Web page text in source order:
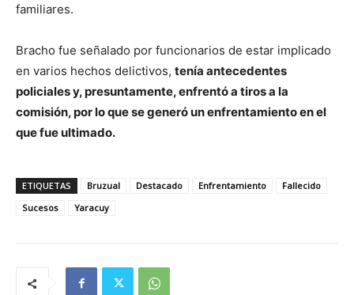
familiares.
Bracho fue señalado por funcionarios de estar implicado
en varios hechos delictivos, tenía antecedentes
policiales y, presuntamente, enfrentó a tiros a la
comisión, por lo que se generó un enfrentamiento en el
que fue ultimado.
ETIQUETAS Bruzual Destacado Enfrentamiento
Fallecido
Sucesos
Yaracuy